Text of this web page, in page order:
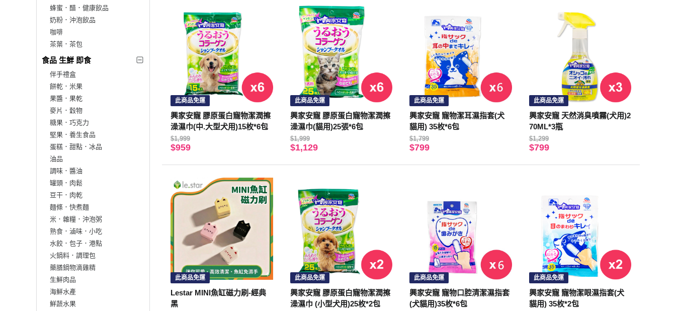
蜂蜜．醋．健康飲品
奶粉．沖泡飲品
咖啡
茶葉．茶包
食品 生鮮 即食
伴手禮盒
餅乾．米果
果醬．果乾
麥片．穀物
糖果．巧克力
堅果．養生食品
蛋糕．甜點．冰品
油品
調味．醬油
罐頭．肉鬆
豆干．肉乾
麵條．快煮麵
米．雜糧．沖泡粥
熟食．滷味．小吃
水餃．包子．港點
火鍋料．調理包
藥膳鍋物滴雞精
生鮮肉品
海鮮水產
鮮蔬水果
此商品免運
興家安寵 膠原蛋白寵物潔潤擦
澡濕巾(中.大型犬用)15枚*6包
$1,999
$959
此商品免運
興家安寵 膠原蛋白寵物潔潤擦
澡濕巾(貓用)25張*6包
$1,999
$1,129
此商品免運
興家安寵 寵物潔耳濕指套(犬
貓用) 35枚*6包
$1,799
$799
此商品免運
興家安寵 天然消臭噴霧(犬用)2
70ML*3瓶
$1,299
$799
此商品免運
Lestar MINI魚缸磁力刷-經典
黑
此商品免運
興家安寵 膠原蛋白寵物潔潤擦
澡濕巾 (小型犬用)25枚*2包
此商品免運
興家安寵 寵物口腔清潔濕指套
(犬貓用)35枚*6包
此商品免運
興家安寵 寵物潔眼濕指套(犬
貓用) 35枚*2包